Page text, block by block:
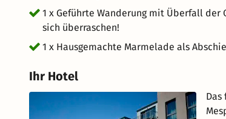
1 x Geführte Wanderung mit Überfall der
sich überraschen!
1 x Hausgemachte Marmelade als
Ihr Hotel